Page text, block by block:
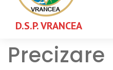
D.S.P. VRANCEA
Precizare